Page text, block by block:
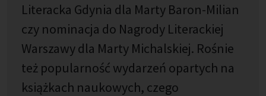
Literacka Gdynia dla Marty Baron-Milian
czy nominacja do Nagrody Literackiej
Warszawy dla Marty Michalskiej. Rośnie
też popularność wydarzeń opartych na
książkach naukowych, czego